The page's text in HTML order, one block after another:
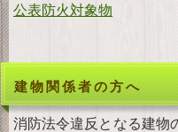
公表防火対象物
建物関係者の方へ
消防法令違反となる建物